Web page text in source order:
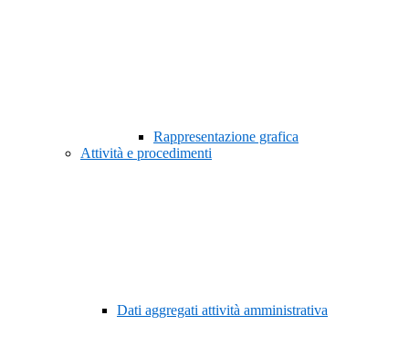
Rappresentazione grafica
Attività e procedimenti
Dati aggregati attività amministrativa